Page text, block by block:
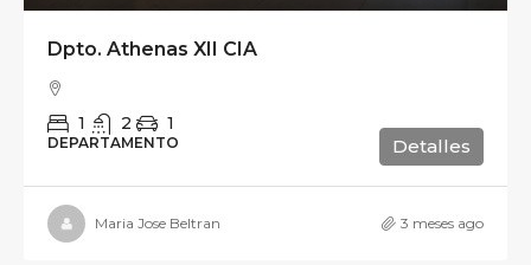
Dpto. Athenas XII CIA
1 2 1
DEPARTAMENTO Detalles
Maria Jose Beltran 3 meses ago